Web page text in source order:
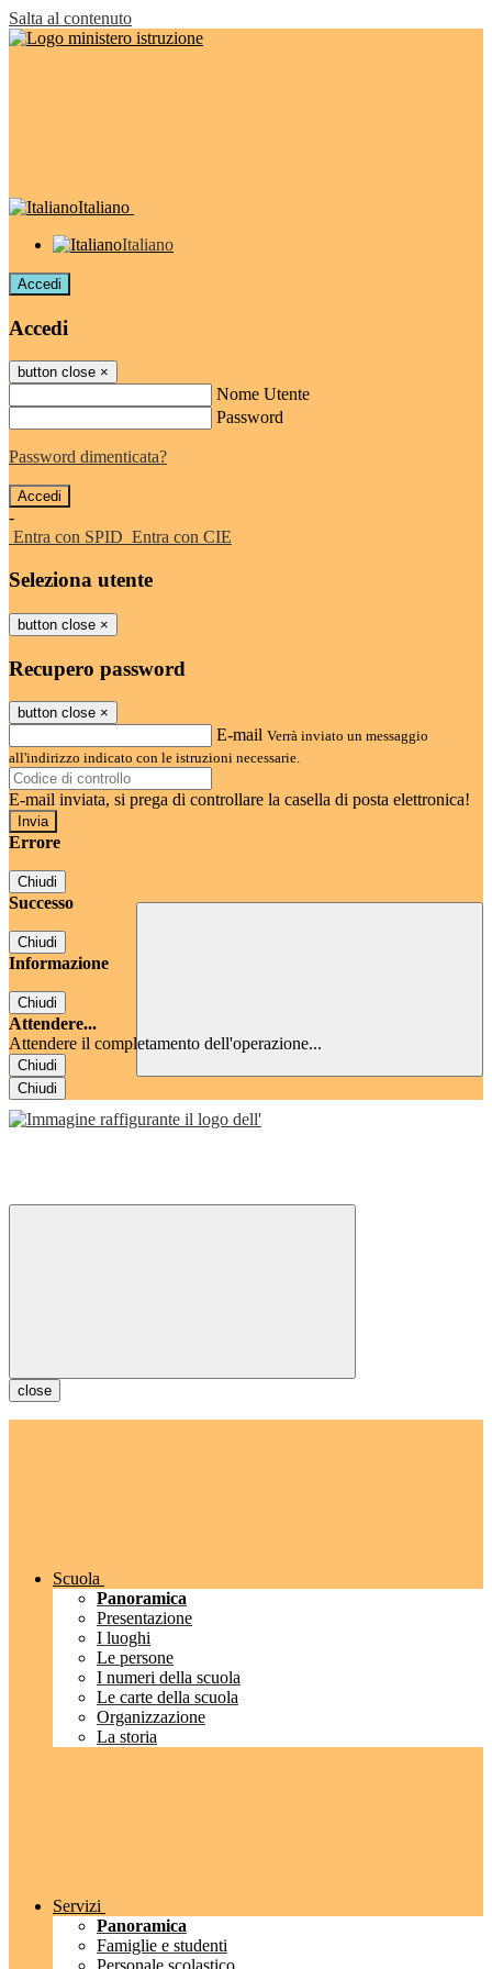
Salta al contenuto
Italiano
Italiano
Accedi
Accedi
button close ×
Nome Utente
Password
Password dimenticata?
-
Entra con SPID Entra con CIE
Seleziona utente
button close ×
Recupero password
button close ×
E-mail Verrà inviato un messaggio
all'indirizzo indicato con le istruzioni necessarie.
E-mail inviata, si prega di controllare la casella di posta elettronica!
Errore
Chiudi
Successo
Chiudi
Informazione
Chiudi
Attendere...
Attendere il completamento dell'operazione...
Chiudi
Chiudi
close
Scuola
Panoramica
Presentazione
I luoghi
Le persone
I numeri della scuola
Le carte della scuola
Organizzazione
La storia
Servizi
Panoramica
Famiglie e studenti